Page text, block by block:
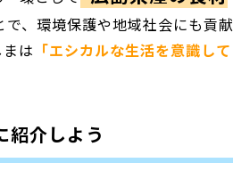
、環境保護や地域社会にも貢献
は 「エシカルな生活を意識して
紹介しよう